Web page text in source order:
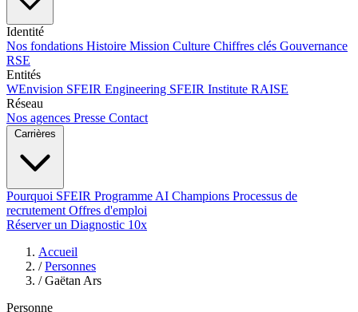
Identité
Nos fondations Histoire Mission Culture Chiffres clés Gouvernance
RSE
Entités
WEnvision SFEIR Engineering SFEIR Institute RAISE
Réseau
Nos agences Presse Contact
Carrières
Pourquoi SFEIR Programme AI Champions Processus de
recrutement Offres d'emploi
Réserver un Diagnostic 10x
Accueil
/ Personnes
/ Gaëtan Ars
Personne